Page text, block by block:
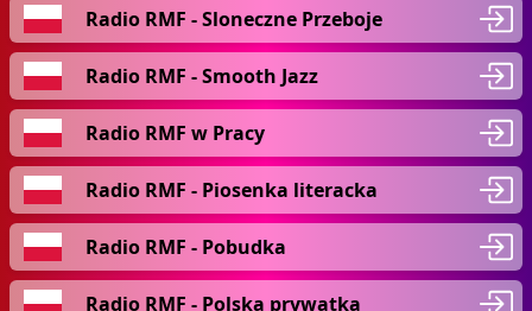
Radio RMF - Sloneczne Przeboje
Radio RMF - Smooth Jazz
Radio RMF w Pracy
Radio RMF - Piosenka literacka
Radio RMF - Pobudka
Radio RMF - Polska prywatka